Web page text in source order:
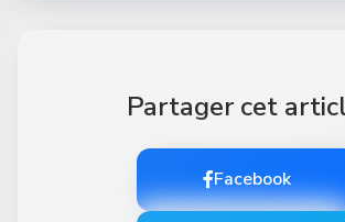
Partager cet
Facebook